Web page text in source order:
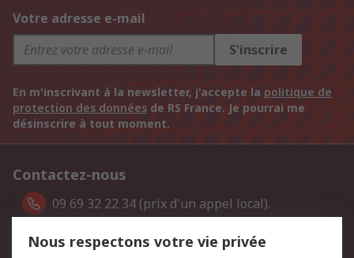
Votre adresse e-mail
S'inscrire
En m'inscrivant à la newsletter, j'accepte la politique de
protection des données de RS France. Je pourrai me
désinscrire à tout moment.
Contactez-nous
09 69 32 22 34 (prix d'un appel local).
Par e-mail dans Aide & Contact
Nous respectons votre vie privée